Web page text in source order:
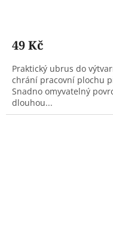
49 Kč
Praktický ubrus do
chrání pracovní plochu
Snadno omyvatelný
dlouhou...